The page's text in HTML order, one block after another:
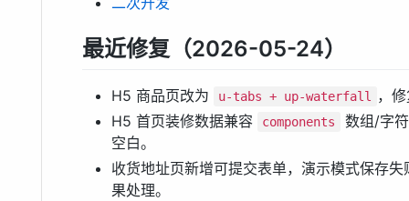
最近修复（2026-05-24）
H5 商品页改为 u-tabs + up-waterfall
，
H5 首页装修数据兼容
components
数组/字
空白。
收货地址页新增可提交表单，演示模式保存
果处理。